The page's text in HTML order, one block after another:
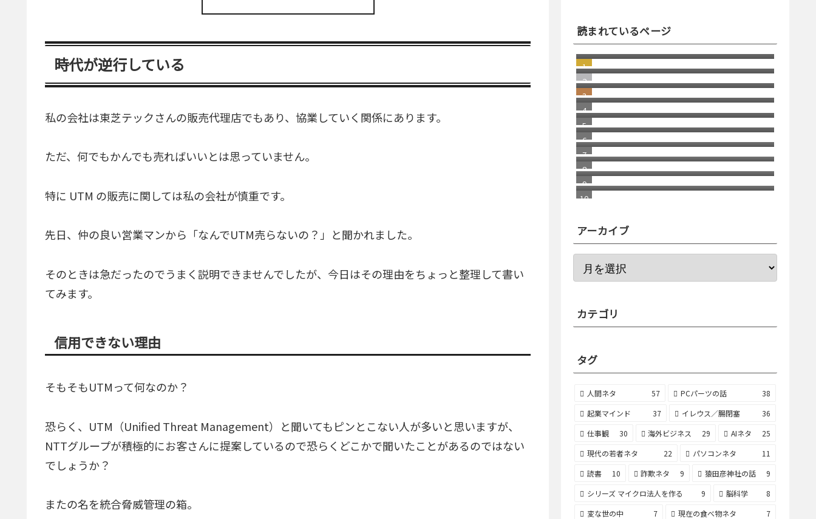
時代が逆行している
私の会社は東芝テックさんの販売代理店でもあり、協業していく関係にあります。
ただ、何でもかんでも売ればいいとは思っていません。
特に UTM の販売に関しては私の会社が慎重です。
先日、仲の良い営業マンから「なんでUTM売らないの？」と聞かれました。
そのときは急だったのでうまく説明できませんでしたが、今日はその理由をちょっと整理して書い
てみます。
信用できない理由
そもそもUTMって何なのか？
恐らく、UTM（Unified Threat Management）と聞いてもピンとこない人が多いと思いますが、
NTTグループが積極的にお客さんに提案しているので恐らくどこかで聞いたことがあるのではない
でしょうか？
またの名を統合脅威管理の箱。
読まれているページ
突然届いた"Paris付近で新しいデバイ
スから先ほどログインしました
か？"という引っかけスパムメール
若い頃の失敗が、今の自分を助けて
くれる瞬間
windows11 への切り替え Becky2 メ
ール 設定の移行
日本にはパソコン修理店が多いとい
う話
2026/1 Update Paypal／ペイパルで
月末残高（入金）を確認する方法 リ
ニューアル版
消えた スコッチブランドの 貼っては
がせるテープ
車が語る お金持ちの概念
福岡銀行の相次ぐ不祥事
きっかけはチャラいドラマだった
２つの海外ドラマ
アーカイブ
カテゴリ
タグ
人間ネタ 57 PCパーツの話
38
起業マインド
37 イレウス／腸閉塞
36
仕事観
30 海外ビジネス 29 AIネタ
25
現代の若者ネタ
22 パソコンネタ
11
読書
10 詐欺ネタ 9 猿田彦神社の話
9
シリーズ マイクロ法人を作る
9 脳科学
8
変な世の中
7 現在の食べ物ネタ
7